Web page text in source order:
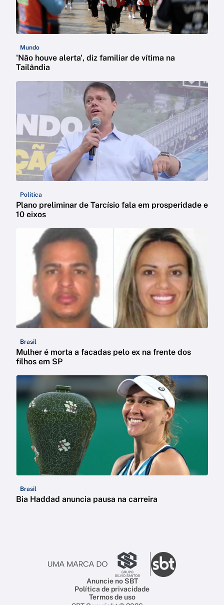
Mundo
'Não houve alerta', diz familiar de vítima na
Tailândia
Política
Plano preliminar de Tarcísio fala em prosperidade e
10 eixos
Brasil
Mulher é morta a facadas pelo ex na frente dos
filhos em SP
Brasil
Bia Haddad anuncia pausa na carreira
Anuncie no SBT
Política de privacidade
Termos de uso